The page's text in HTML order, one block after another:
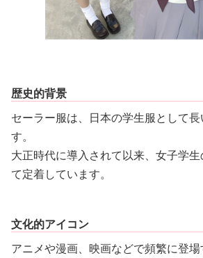
歴史的背景
セーラー服は、日本の学生服として
す。
大正時代に導入されて以来、女子学
て定着しています。
文化的アイコン
アニメや漫画、映画などで頻繁に登